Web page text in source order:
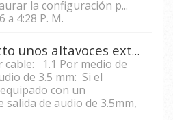
la configuración p...
a 4:28 P. M.
¿Cómo conecto unos altavoces externos a mi proyector?
cable: 1.1 Por medio de
de 3.5 mm: Si el
con un
salida de audio de 3.5mm,